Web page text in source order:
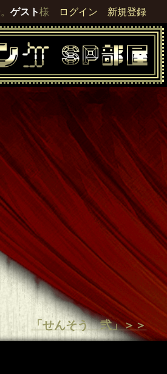
ゲスト様 ログイン 新規登録
「せんそう 弐」＞＞